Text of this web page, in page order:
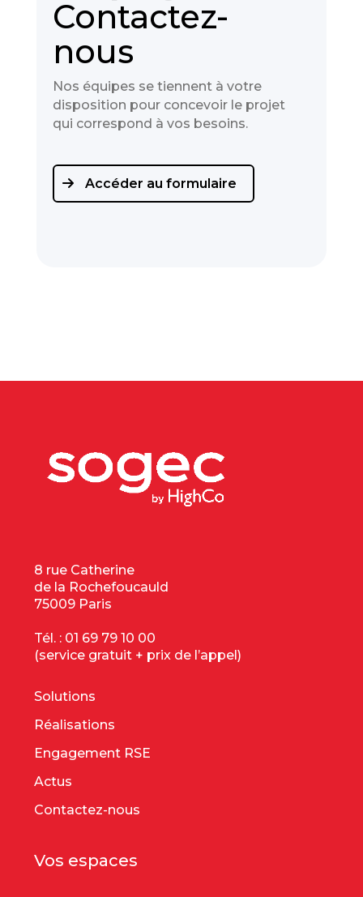
Contactez-
nous
Nos équipes se tiennent à votre
disposition pour concevoir le projet
qui correspond à vos besoins.
Accéder au formulaire
8 rue Catherine
de la Rochefoucauld
75009 Paris
Tél. : 01 69 79 10 00
(service gratuit + prix de l’appel)
Solutions
Réalisations
Engagement RSE
Actus
Contactez-nous
Vos espaces